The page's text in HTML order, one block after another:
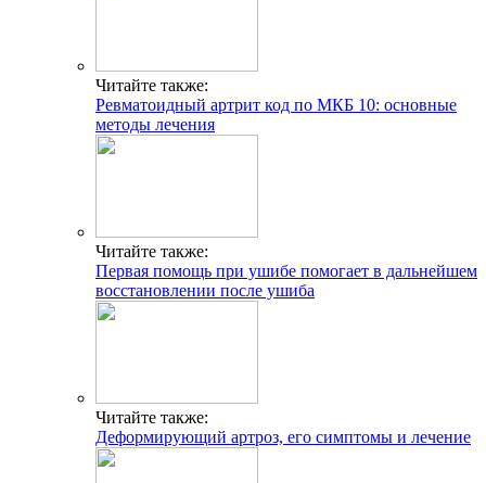
Читайте также:
Ревматоидный артрит код по МКБ 10: основные
методы лечения
Читайте также:
Первая помощь при ушибе помогает в дальнейшем
восстановлении после ушиба
Читайте также:
Деформирующий артроз, его симптомы и лечение